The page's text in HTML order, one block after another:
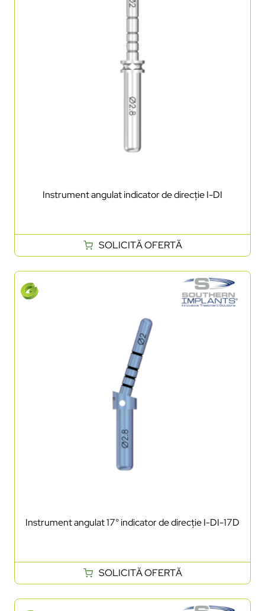
Instrument angulat indicator de direcție I-DI
SOLICITĂ OFERTĂ
Instrument angulat 17° indicator de direcție I-DI-17D
SOLICITĂ OFERTĂ